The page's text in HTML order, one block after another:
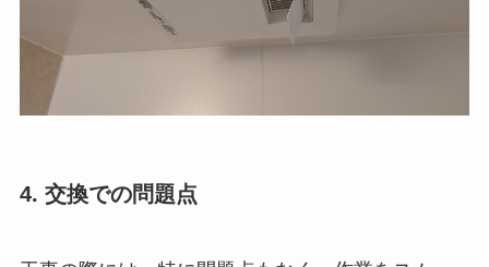
4. 交換での問題点